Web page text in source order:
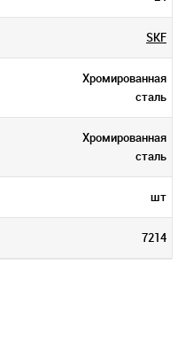
SKF
Хромированная
сталь
Хромированная
сталь
шт
7214